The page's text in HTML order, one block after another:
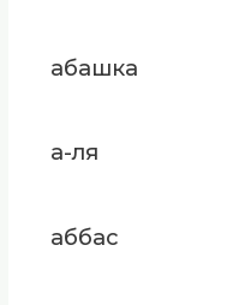
абашка
а-ля
аббас